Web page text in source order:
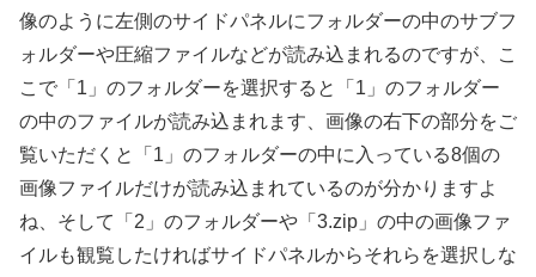
像のように左側のサイドパネルにフォルダーの中のサブフ
ォルダーや圧縮ファイルなどが読み込まれるのですが、こ
こで「1」のフォルダーを選択すると「1」のフォルダー
の中のファイルが読み込まれます、画像の右下の部分をご
覧いただくと「1」のフォルダーの中に入っている8個の
画像ファイルだけが読み込まれているのが分かりますよ
ね、そして「2」のフォルダーや「3.zip」の中の画像ファ
イルも観覧したければサイドパネルからそれらを選択しな